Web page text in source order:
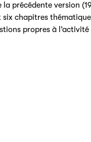
précédente version
chapitres
propres à l’activité